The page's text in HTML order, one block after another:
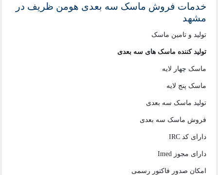
خدمات فروش ماسک سه بعدی هومن ظریف در
مشهد
تولید و تامین ماسک
تولید کننده ماسک های سه بعدی
ماسک چهار لایه
ماسک پنج لایه
تولید ماسک سه بعدی
فروش ماسک سه بعدی
دارای کد IRC
دارای مجوز Imed
امکان صدور فاکتور رسمی